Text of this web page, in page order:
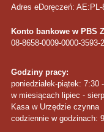
Adres eDoręczeń:
Konto bankowe w PBS
08-8658-0009-0000-3593-
Godziny pracy:
poniedziałek-piątek: 7:30
w miesiącach lipiec -
Kasa w Urzędzie czynna
codziennie w godzinach: